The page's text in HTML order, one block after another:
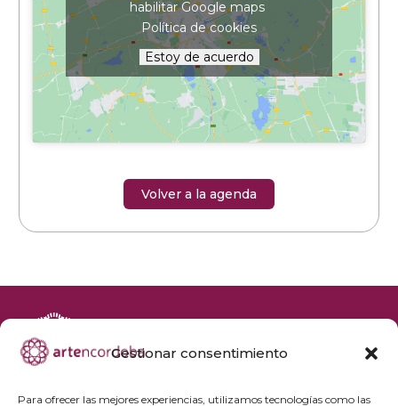
Gestionar consentimiento
Para ofrecer las mejores experiencias, utilizamos tecnologías como las
habilitar Google maps
Política de cookies
Estoy de acuerdo
Volver a la agenda